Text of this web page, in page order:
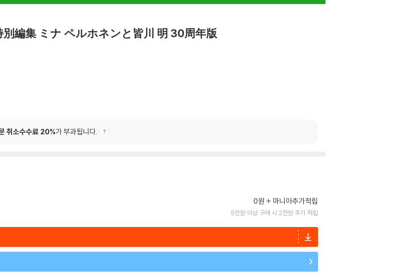
編集 ミナ ペルホネンと皆川 明 30周年版
취소수수료 20%가 부과됩니다.
0원 마니아추가적립
5만원 이상 구매 시 2천원 추가 적립